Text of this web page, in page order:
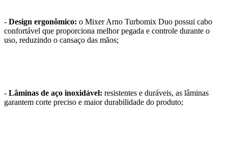
- Design ergonômico: o Mixer Arno Turbomix Duo possui cabo
confortável que proporciona melhor pegada e controle durante o
uso, reduzindo o cansaço das mãos;
- Lâminas de aço inoxidável: resistentes e duráveis, as lâminas
garantem corte preciso e maior durabilidade do produto;